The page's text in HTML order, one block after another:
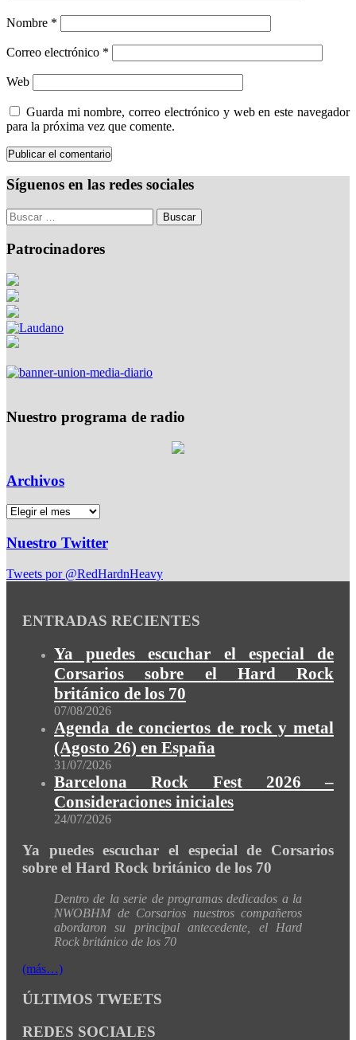
Nombre *
Correo electrónico *
Web
Guarda mi nombre, correo electrónico y web en este navegador
para la próxima vez que comente.
Síguenos en las redes sociales
Patrocinadores
Nuestro programa de radio
Archivos
Nuestro Twitter
Tweets por @RedHardnHeavy
ENTRADAS RECIENTES
Ya puedes escuchar el especial de
Corsarios sobre el Hard Rock
británico de los 70
07/08/2026
Agenda de conciertos de rock y metal
(Agosto 26) en España
31/07/2026
Barcelona Rock Fest 2026 –
Consideraciones iniciales
24/07/2026
Ya puedes escuchar el especial de Corsarios
sobre el Hard Rock británico de los 70
Dentro de la serie de programas dedicados a la
NWOBHM de Corsarios nuestros compañeros
abordaron su principal antecedente, el Hard
Rock británico de los 70
(más…)
ÚLTIMOS TWEETS
REDES SOCIALES